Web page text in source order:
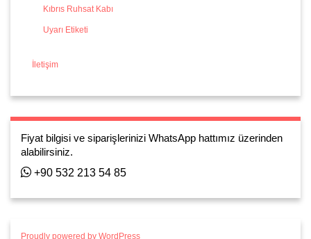
Kıbrıs Ruhsat Kabı
Uyarı Etiketi
İletişim
Fiyat bilgisi ve siparişlerinizi WhatsApp hattımız üzerinden
alabilirsiniz.
+90 532 213 54 85
Proudly powered by WordPress